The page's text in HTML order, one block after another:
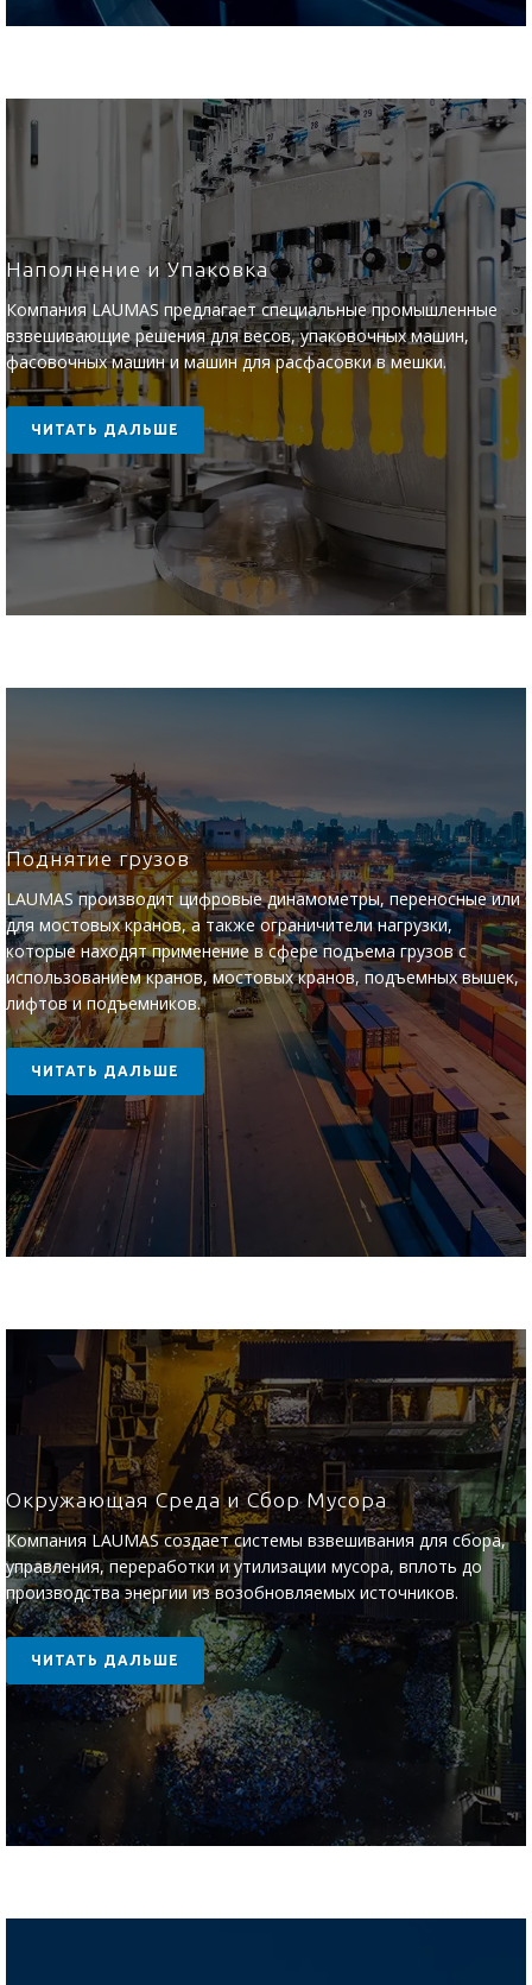
Наполнение и Упаковка
Компания LAUMAS предлагает специальные промышленные
взвешивающие решения для весов, упаковочных машин,
фасовочных машин и машин для расфасовки в мешки.
ЧИТАТЬ ДАЛЬШЕ
Поднятие грузов
LAUMAS производит цифровые динамометры, переносные или
для мостовых кранов, а также ограничители нагрузки,
которые находят применение в сфере подъема грузов с
использованием кранов, мостовых кранов, подъемных вышек,
лифтов и подъемников.
ЧИТАТЬ ДАЛЬШЕ
Окружающая Среда и Сбор Мусора
Компания LAUMAS создает системы взвешивания для сбора,
управления, переработки и утилизации мусора, вплоть до
производства энергии из возобновляемых источников.
ЧИТАТЬ ДАЛЬШЕ